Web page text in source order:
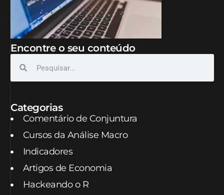
Encontre o seu conteúdo
Categorias
Comentário de Conjuntura
Cursos da Análise Macro
Indicadores
Artigos de Economia
Hackeando o R